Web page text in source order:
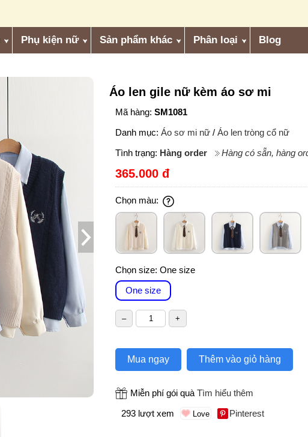
Phụ kiện nữ Sản phẩm khác Phân loại Blog
Áo len gile nữ kèm áo sơ mi
Mã hàng:SM1081
Danh mục:Áo sơ mi nữ /Áo len tròng cổ nữ
Tình trạng: Hàng order Hàng có sẵn, hàng
365.000 đ
Chọn màu:
Chọn size:One size
One size
Mua ngay Thêm vào giỏ hàng
Miễn phí gói quàTìm hiểu thêm
293 lượt xem
Pinterest